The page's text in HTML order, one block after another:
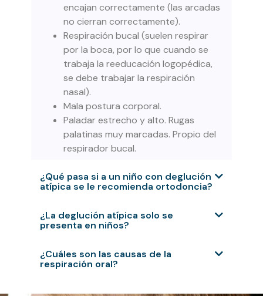
encajan correctamente (las arcadas
no cierran correctamente).
Respiración bucal (suelen respirar
por la boca, por lo que cuando se
trabaja la reeducación logopédica,
se debe trabajar la respiración
nasal).
Mala postura corporal.
Paladar estrecho y alto. Rugas
palatinas muy marcadas. Propio del
respirador bucal.
¿Qué pasa si a un niño con deglución
atípica se le recomienda ortodoncia?
¿La deglución atípica solo se
presenta en niños?
¿Cuáles son las causas de la
respiración oral?